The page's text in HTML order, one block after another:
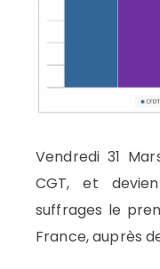
Vendredi 31
CGT, et
suffrages le
France, auprès